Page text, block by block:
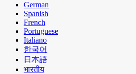
German
Spanish
French
Portuguese
Italiano
한국어
日本語
भारतीय